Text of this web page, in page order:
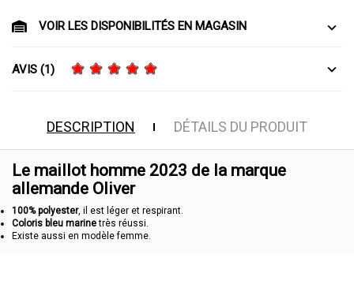
VOIR LES DISPONIBILITÉS EN MAGASIN
AVIS (1)
DESCRIPTION DÉTAILS DU PRODUIT
Le maillot homme 2023 de la marque
allemande Oliver
100% polyester, il est léger et respirant.
Coloris bleu marinetrès réussi.
Existe aussi en modèle femme.